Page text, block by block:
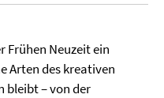
Frühen Neuzeit ein
Arten des kreativen
bleibt – von der